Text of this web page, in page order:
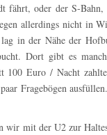
fährt, oder der S-
allerdings nicht in
in der Nähe der
Dort gibt es
100 Euro / Nacht
Fragebögen
wir mit der U2 zur